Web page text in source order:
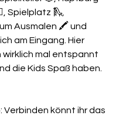
Spielplatz 🛝,
Ausmalen 🖍️ und
am Eingang. Hier
wirklich mal entspannt
die Kids Spaß haben.
könnt ihr das